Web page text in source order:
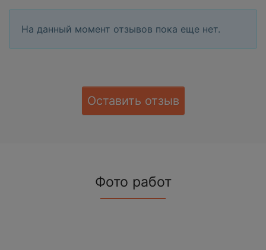
На данный момент отзывов пока еще нет.
Оставить отзыв
Фото работ